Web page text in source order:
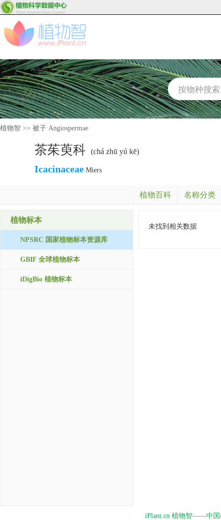
植物智 >> 被子 Angiospermae
茶茱萸科 (chá zhū yú kē)
Icacinaceae Miers
植物百科 名称分类
植物标本
NPSRC 国家植物标本资源库
GBIF 全球植物标本
iDigBio 植物标本
未找到相关数据
iPlant.cn 植物智——中国